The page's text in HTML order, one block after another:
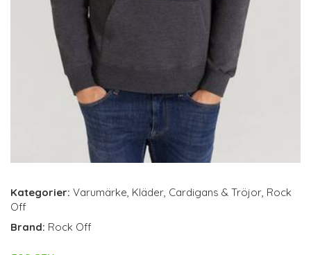
Kategorier: Varumärke Kläder Cardigans & Tröjor Rock
Off
Brand: Rock Off